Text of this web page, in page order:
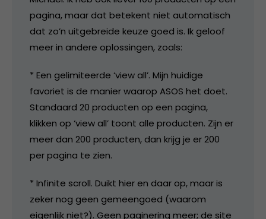
pagina, maar dat betekent niet automatisch
dat zo’n uitgebreide keuze goed is. Ik geloof
meer in andere oplossingen, zoals:
* Een gelimiteerde ‘view all’. Mijn huidige
favoriet is de manier waarop ASOS het doet.
Standaard 20 producten op een pagina,
klikken op ‘view all’ toont alle producten. Zijn er
meer dan 200 producten, dan krijg je er 200
per pagina te zien.
* Infinite scroll. Duikt hier en daar op, maar is
zeker nog geen gemeengoed (waarom
eigenlijk niet?). Geen paginering meer; de site